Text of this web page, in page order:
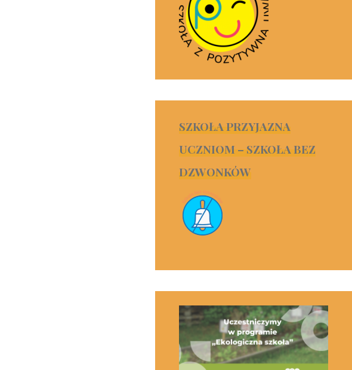
SZKOŁA PRZYJAZNA
UCZNIOM – SZKOŁA BEZ
DZWONKÓW